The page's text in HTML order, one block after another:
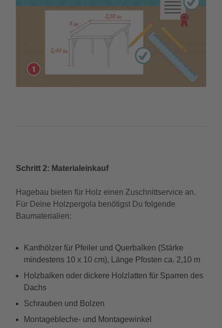
Schritt 2: Materialeinkauf
Hagebau bieten für Holz einen Zuschnittservice an.
Für Deine Holzpergola benötigst Du folgende
Baumaterialien:
Kanthölzer für Pfeiler und Querbalken (Stärke
mindestens 10 x 10 cm), Länge Pfosten ca. 2,10 m
Holzbalken oder dickere Holzlatten für Sparren des
Dachs
Schrauben und Bolzen
Montagebleche- und Montagewinkel